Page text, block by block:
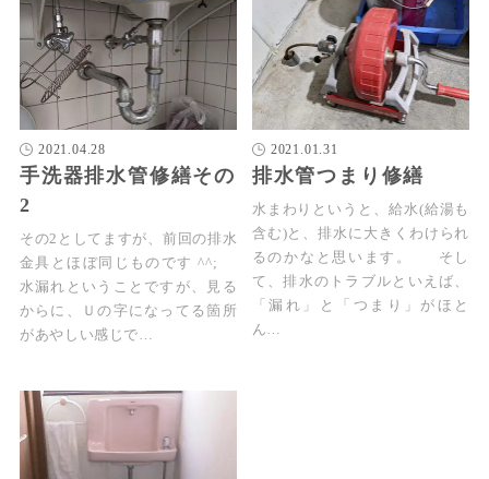
2021.04.28
手洗器排水管修繕その
2
その2としてますが、前回の排水
金具とほぼ同じものです ^^;
水漏れということですが、見る
からに、Ｕの字になってる箇所
があやしい感じで…
2021.01.31
排水管つまり修繕
水まわりというと、給水(給湯も
含む)と、排水に大きくわけられ
るのかなと思います。 そし
て、排水のトラブルといえば、
「漏れ」と「つまり」がほと
ん…